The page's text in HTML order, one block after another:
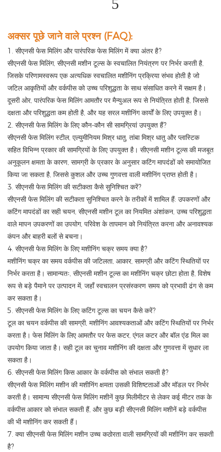
अक्सर पूछे जाने वाले प्रश्न (FAQ):
1. सीएनसी फेस मिलिंग और पारंपरिक फेस मिलिंग में क्या अंतर है?
सीएनसी फेस मिलिंग, सीएनसी मशीन टूल्स के स्वचालित नियंत्रण पर निर्भर करती है,
जिसके परिणामस्वरूप एक अत्यधिक स्वचालित मशीनिंग प्रक्रिया संभव होती है जो
जटिल आकृतियों और वर्कपीस को उच्च परिशुद्धता के साथ संसाधित करने में सक्षम है।
दूसरी ओर, पारंपरिक फेस मिलिंग आमतौर पर मैन्युअल रूप से नियंत्रित होती है, जिससे
दक्षता और परिशुद्धता कम होती है, और यह सरल मशीनिंग कार्यों के लिए उपयुक्त है।
2. सीएनसी फेस मिलिंग के लिए कौन-कौन सी सामग्रियां उपयुक्त हैं?
सीएनसी फेस मिलिंग स्टील, एल्युमीनियम मिश्र धातु, तांबा मिश्र धातु और प्लास्टिक
सहित विभिन्न प्रकार की सामग्रियों के लिए उपयुक्त है। सीएनसी मशीन टूल्स की मजबूत
अनुकूलन क्षमता के कारण, सामग्री के प्रकार के अनुसार कटिंग मापदंडों को समायोजित
किया जा सकता है, जिससे कुशल और उच्च गुणवत्ता वाली मशीनिंग प्राप्त होती है।
3. सीएनसी फेस मिलिंग की सटीकता कैसे सुनिश्चित करें?
सीएनसी फेस मिलिंग की सटीकता सुनिश्चित करने के तरीकों में शामिल हैं: उपकरणों और
कटिंग मापदंडों का सही चयन, सीएनसी मशीन टूल का नियमित अंशांकन, उच्च परिशुद्धता
वाले मापन उपकरणों का उपयोग, परिवेश के तापमान को नियंत्रित करना और अनावश्यक
कंपन और बाहरी बलों से बचना।
4. सीएनसी फेस मिलिंग के लिए मशीनिंग चक्र समय क्या है?
मशीनिंग चक्र का समय वर्कपीस की जटिलता, आकार, सामग्री और कटिंग स्थितियों पर
निर्भर करता है। सामान्यतः, सीएनसी मशीन टूल्स का मशीनिंग चक्र छोटा होता है, विशेष
रूप से बड़े पैमाने पर उत्पादन में, जहाँ स्वचालन प्रसंस्करण समय को प्रभावी ढंग से कम
कर सकता है।
5. सीएनसी फेस मिलिंग के लिए कटिंग टूल्स का चयन कैसे करें?
टूल का चयन वर्कपीस की सामग्री, मशीनिंग आवश्यकताओं और कटिंग स्थितियों पर निर्भर
करता है। फेस मिलिंग के लिए आमतौर पर फेस कटर, एंगल कटर और बॉल एंड मिल का
उपयोग किया जाता है। सही टूल का चुनाव मशीनिंग की दक्षता और गुणवत्ता में सुधार ला
सकता है।
6. सीएनसी फेस मिलिंग किस आकार के वर्कपीस को संभाल सकती है?
सीएनसी फेस मिलिंग मशीन की मशीनिंग क्षमता उसकी विशिष्टताओं और मॉडल पर निर्भर
करती है। सामान्य सीएनसी फेस मिलिंग मशीनें कुछ मिलीमीटर से लेकर कई मीटर तक के
वर्कपीस आकार को संभाल सकती हैं, और कुछ बड़ी सीएनसी मिलिंग मशीनें बड़े वर्कपीस
की भी मशीनिंग कर सकती हैं।
7. क्या सीएनसी फेस मिलिंग मशीन उच्च कठोरता वाली सामग्रियों की मशीनिंग कर सकती
है?